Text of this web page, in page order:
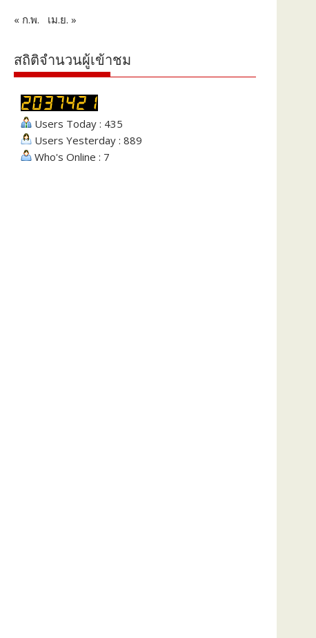
« ก.พ. เม.ย. »
สถิติจำนวนผู้เข้าชม
Users Today : 435
Users Yesterday : 889
Who's Online : 7